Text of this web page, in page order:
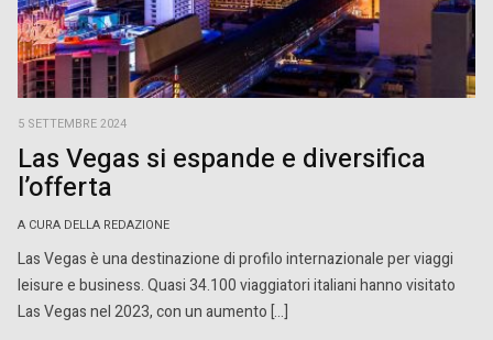
5 SETTEMBRE 2024
Las Vegas si espande e diversifica
l’offerta
A CURA DELLA REDAZIONE
Las Vegas è una destinazione di profilo internazionale per viaggi
leisure e business. Quasi 34.100 viaggiatori italiani hanno visitato
Las Vegas nel 2023, con un aumento […]